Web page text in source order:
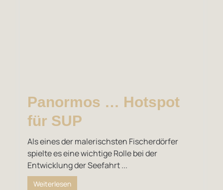
Panormos … Hotspot
für SUP
Als eines der malerischsten Fischerdörfer
spielte es eine wichtige Rolle bei der
Entwicklung der Seefahrt ...
Weiterlesen